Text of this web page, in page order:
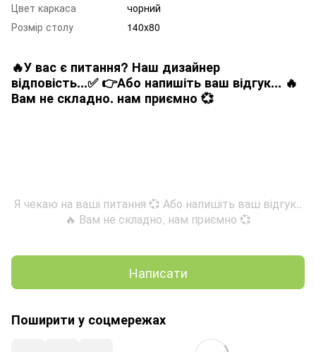
Цвет каркаса
чорний
Розмір столу
140х80
🔥У вас є питання? Наш дизайнер
відповість...✅ 👉Або напишіть ваш відгук... 🔥
Вам не складно. нам приємно 💞
Я чекаю на ваші питання 💞 Або напишіть ваш відгук..
🔥 Вам не складно, нам приємно 💞
Написати
Поширити у соцмережах